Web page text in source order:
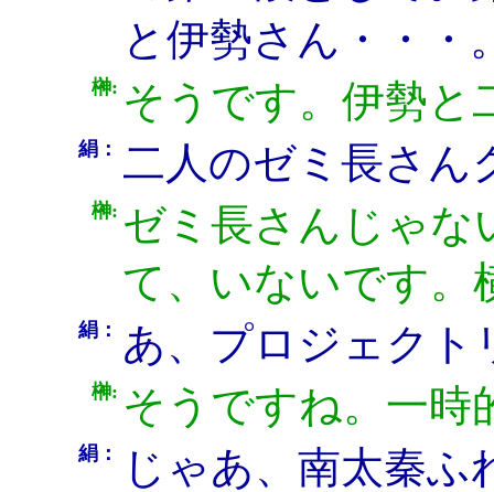
と伊勢さん・・・
榊: そうです。伊勢と
絹： 二人のゼミ長さん
榊: ゼミ長さんじゃな
て、いないです。
絹： あ、プロジェクト
榊: そうですね。一時
絹：
じゃあ、南太秦